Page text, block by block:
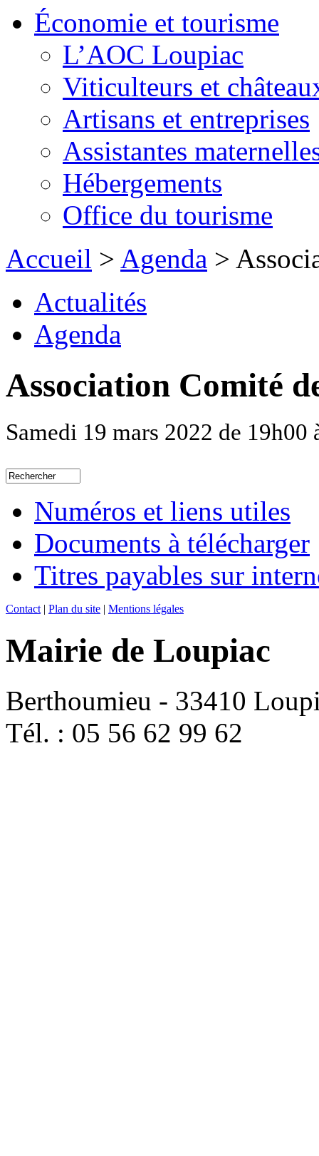
Économie et tourisme
L’AOC Loupiac
Viticulteurs et
Artisans et entreprises
Assistantes
Hébergements
Office du tourisme
Accueil > Agenda >
Actualités
Agenda
Association Comité
Samedi 19 mars 2022 de
Numéros et liens utiles
Documents à télécharger
Titres payables sur
Contact | Plan du site | Mentions légales
Mairie de Loupiac
Berthoumieu - 33410
Tél. : 05 56 62 99 62